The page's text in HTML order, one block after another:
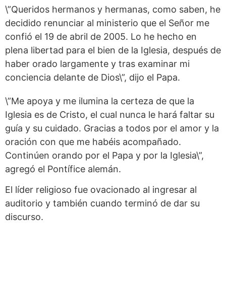
\”Queridos hermanos y hermanas, como saben, he
decidido renunciar al ministerio que el Señor me
confió el 19 de abril de 2005. Lo he hecho en
plena libertad para el bien de la Iglesia, después de
haber orado largamente y tras examinar mi
conciencia delante de Dios\”, dijo el Papa.
\”Me apoya y me ilumina la certeza de que la
Iglesia es de Cristo, el cual nunca le hará faltar su
guía y su cuidado. Gracias a todos por el amor y la
oración con que me habéis acompañado.
Continúen orando por el Papa y por la Iglesia\”,
agregó el Pontífice alemán.
El líder religioso fue ovacionado al ingresar al
auditorio y también cuando terminó de dar su
discurso.